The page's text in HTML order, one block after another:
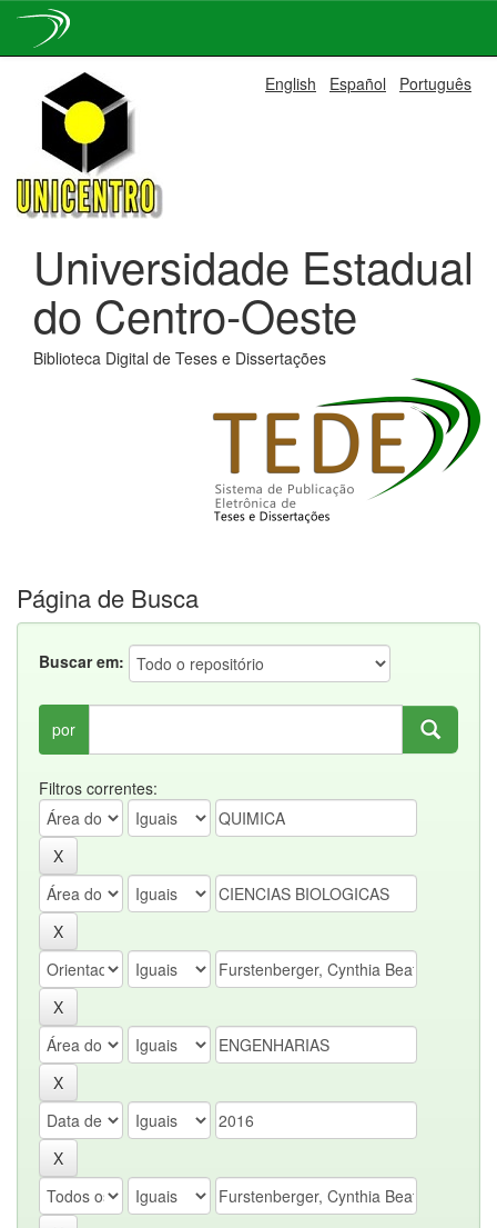
navigation
English Español Português
Universidade Estadual
do Centro-Oeste
Biblioteca Digital de Teses e Dissertações
Página de Busca
Buscar em:
por
Filtros correntes: